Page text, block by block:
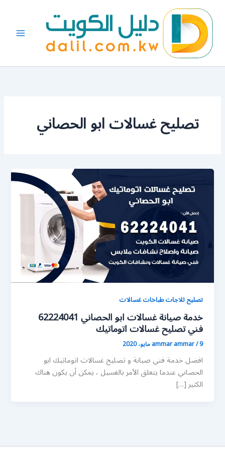
المحتوى
تصليح غسالات ابو الحصاني
تصليح ثلاجات طباخات غسالات
خدمة صيانة غسالات ابو الحصاني 62224041
فني تصليح غسالات اتوماتيك
ammar ammar/9 مايو، 2020
افضل خدمة فني صيانة و تصليح غسالات اتوماتيك ابو
الحصاني عندما يتعلق الأمر بالغسيل ، يمكن أن يكون هناك
الكثير […]